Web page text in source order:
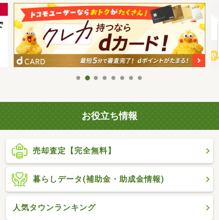
お役立ち情報
売却査定【完全無料】
暮らしデータ(補助金・助成金情報)
人気タウンランキング